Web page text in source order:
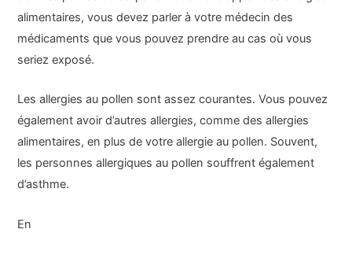
alimentaires, vous devez parler à votre médecin des
médicaments que vous pouvez prendre au cas où vous
seriez exposé.
Les allergies au pollen sont assez courantes. Vous pouvez
également avoir d’autres allergies, comme des allergies
alimentaires, en plus de votre allergie au pollen. Souvent,
les personnes allergiques au pollen souffrent également
d’asthme.
En